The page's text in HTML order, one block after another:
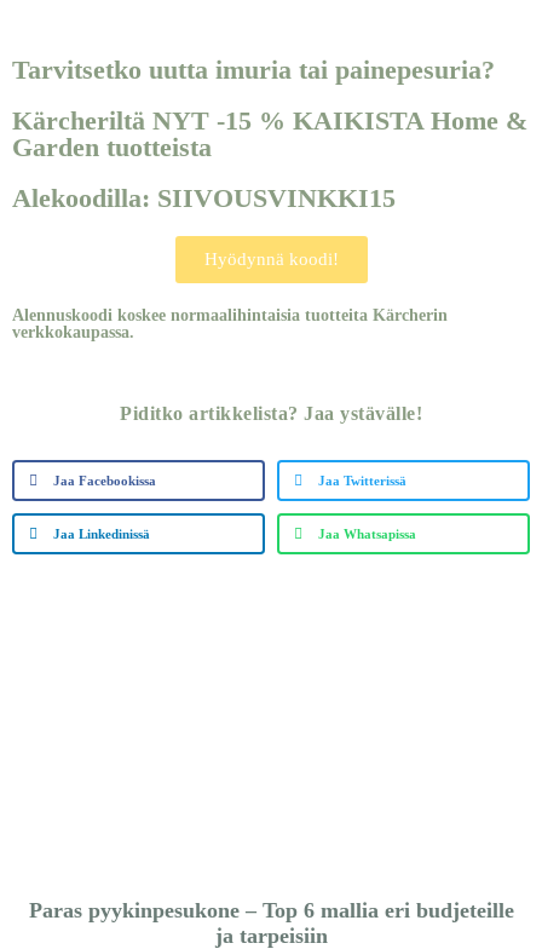
Tarvitsetko uutta imuria tai painepesuria?
Kärcheriltä NYT -15 % KAIKISTA Home &
Garden tuotteista
Alekoodilla: SIIVOUSVINKKI15
Hyödynnä koodi!
Alennuskoodi koskee normaalihintaisia tuotteita Kärcherin
verkkokaupassa.
Piditko artikkelista? Jaa ystävälle!
Jaa Facebookissa Jaa Twitterissä
Jaa Linkedinissä Jaa Whatsapissa
Paras pyykinpesukone – Top 6 mallia eri budjeteille
ja tarpeisiin